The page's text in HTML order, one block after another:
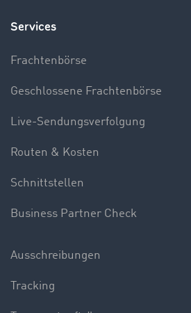
Services
Frachtenbörse
Geschlossene Frachtenbörse
Live-Sendungsverfolgung
Routen & Kosten
Schnittstellen
Business Partner Check
Ausschreibungen
Tracking